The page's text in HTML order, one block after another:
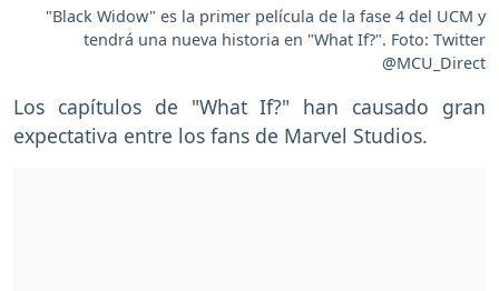
"Black Widow" es la primer película de la fase 4 del UCM y
tendrá una nueva historia en "What If?". Foto: Twitter
@MCU_Direct
Los capítulos de "What If?" han causado gran
expectativa entre los fans de Marvel Studios.